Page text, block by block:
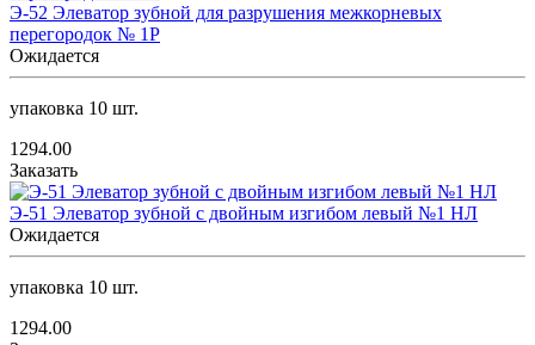
Э-52 Элеватор зубной для разрушения межкорневых
перегородок № 1Р
Ожидается
упаковка 10 шт.
1294.00
Заказать
Э-51 Элеватор зубной с двойным изгибом левый №1 НЛ
Ожидается
упаковка 10 шт.
1294.00